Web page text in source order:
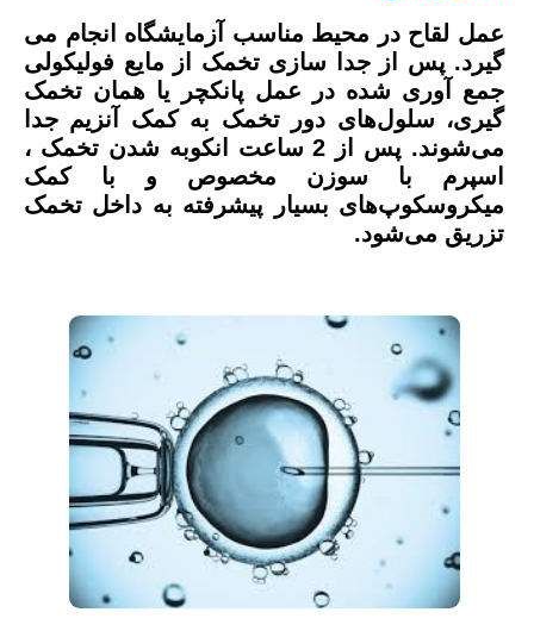
عمل لقاح در محیط مناسب آزمایشگاه انجام می
گیرد. پس از جدا سازی تخمک از مایع فولیکولی
جمع آوری شده در عمل پانکچر یا همان تخمک
گیری، سلول‌های دور تخمک به کمک آنزیم جدا
می‌شوند. پس از 2 ساعت انکوبه شدن تخمک ،
اسپرم با سوزن مخصوص و با کمک
میکروسکوپ‌های بسیار پیشرفته به داخل تخمک
تزریق می‌شود.